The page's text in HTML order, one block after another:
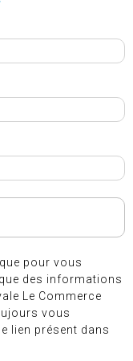
pour vous
des informations
Le Commerce
vous
lien présent dans